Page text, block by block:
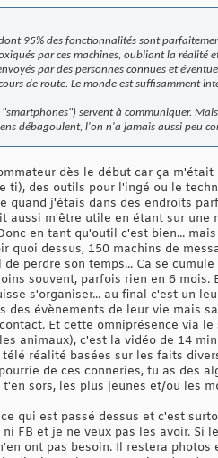
95% des fonctionnalités sont
par ces machines, oubliant la réalité
par des personnes connues et
de route. Le monde est suffisamment
servent à communiquer.
débagoulent, l'on n'a jamais aussi peu
dès le début car ça
ti), des outils pour l'ingé ou le
quand j'étais dans des endroits
aussi m'être utile en étant sur une
en tant qu'outil c'est bien...
quoi dessus, 150 machins de
perdre son temps... Ca se
souvent, parfois rien en 6 mois.
s'organiser... au final c'est un
des évènements de leur vie mais
Et cette omniprésence via
animaux), c'est la vidéo de 14
réalité basées sur les faits
de ces conneries, tu as des
sors, les plus jeunes et/ou les
qui est passé dessus et c'est
FB et je ne veux pas les avoir. Si
ont pas besoin. Il restera